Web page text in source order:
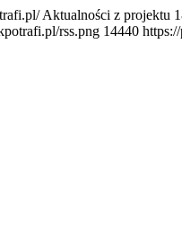
Aktualności z projektu
rss.png 14440